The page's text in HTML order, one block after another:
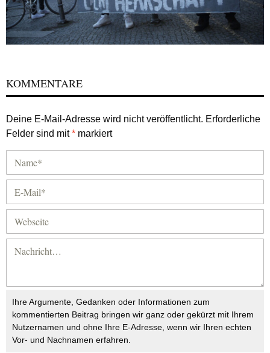
KOMMENTARE
Deine E-Mail-Adresse wird nicht veröffentlicht. Erforderliche
Felder sind mit* markiert
Ihre Argumente, Gedanken oder Informationen zum
kommentierten Beitrag bringen wir ganz oder gekürzt mit Ihrem
Nutzernamen und ohne Ihre E-Adresse, wenn wir Ihren echten
Vor- und Nachnamen erfahren.